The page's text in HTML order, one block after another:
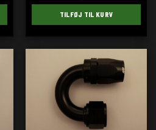
TILFØJ TIL KURV